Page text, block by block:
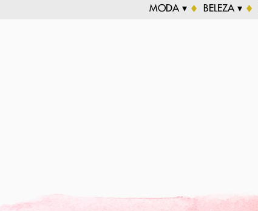
MODA ▾ BELEZA ▾